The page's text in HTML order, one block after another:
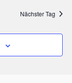
Nächster Tag